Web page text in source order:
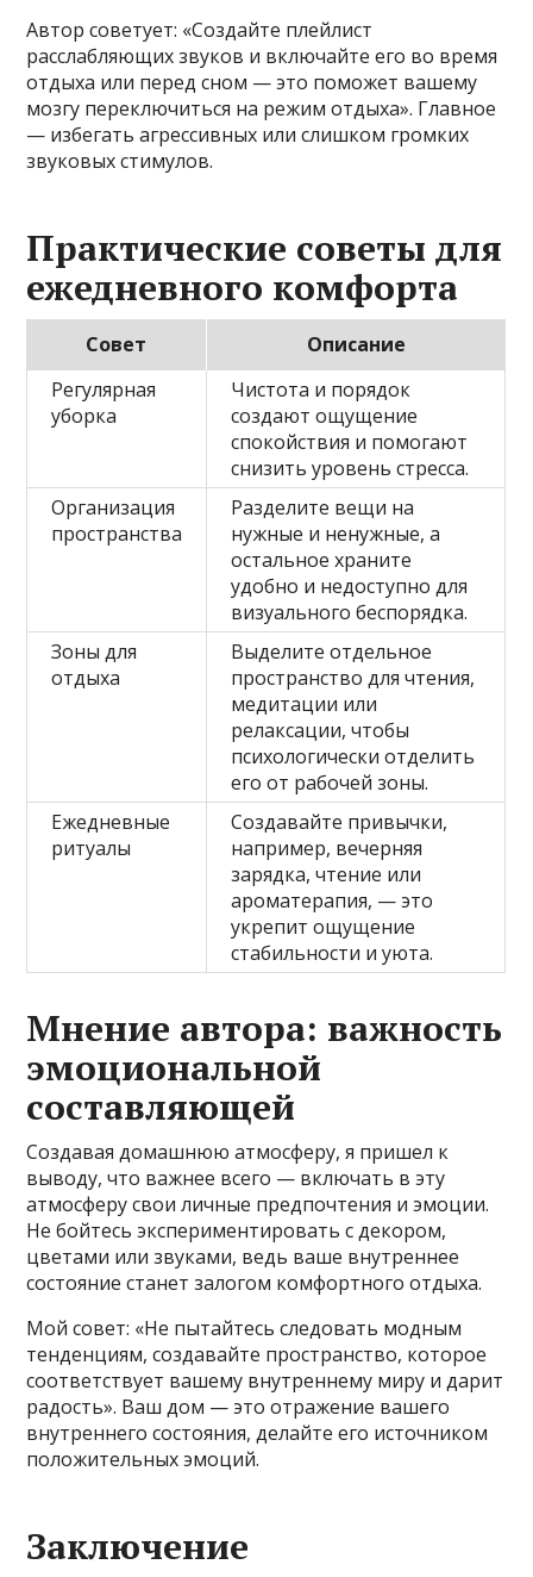
Автор советует: «Создайте плейлист
расслабляющих звуков и включайте его во время
отдыха или перед сном — это поможет вашему
мозгу переключиться на режим отдыха». Главное
— избегать агрессивных или слишком громких
звуковых стимулов.
Практические советы для
ежедневного комфорта
Совет
Описание
Регулярная
уборка
Чистота и порядок
создают ощущение
спокойствия и помогают
снизить уровень стресса.
Организация
пространства
Разделите вещи на
нужные и ненужные, а
остальное храните
удобно и недоступно для
визуального беспорядка.
Зоны для
отдыха
Выделите отдельное
пространство для чтения,
медитации или
релаксации, чтобы
психологически отделить
его от рабочей зоны.
Ежедневные
ритуалы
Создавайте привычки,
например, вечерняя
зарядка, чтение или
ароматерапия, — это
укрепит ощущение
стабильности и уюта.
Мнение автора: важность
эмоциональной
составляющей
Создавая домашнюю атмосферу, я пришел к
выводу, что важнее всего — включать в эту
атмосферу свои личные предпочтения и эмоции.
Не бойтесь экспериментировать с декором,
цветами или звуками, ведь ваше внутреннее
состояние станет залогом комфортного отдыха.
Мой совет: «Не пытайтесь следовать модным
тенденциям, создавайте пространство, которое
соответствует вашему внутреннему миру и дарит
радость». Ваш дом — это отражение вашего
внутреннего состояния, делайте его источником
положительных эмоций.
Заключение